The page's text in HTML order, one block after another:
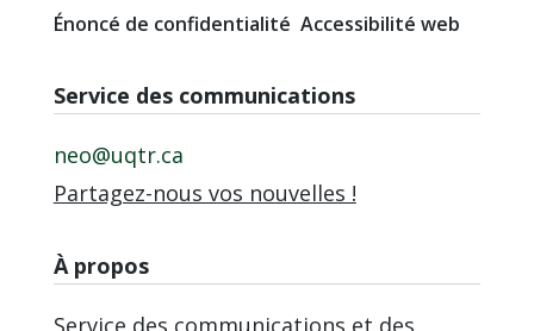
Énoncé de confidentialité Accessibilité web
Service des communications
neo@uqtr.ca
Partagez-nous vos nouvelles !
À propos
Service des communications et des